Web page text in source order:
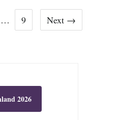
… 9 Next →
2026